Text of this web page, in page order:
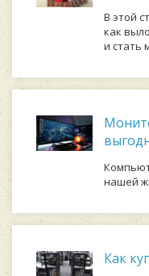
В этой
как
и стать
нашей
Как